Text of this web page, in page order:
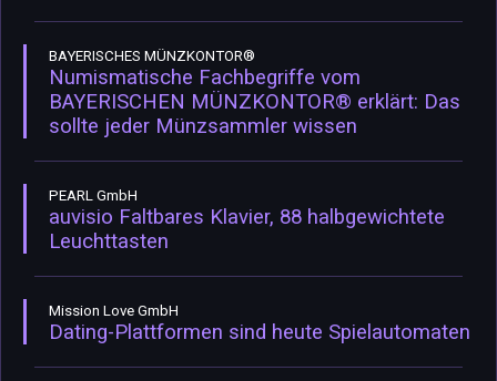
BAYERISCHES MÜNZKONTOR®
Numismatische Fachbegriffe vom
BAYERISCHEN MÜNZKONTOR® erklärt: Das
sollte jeder Münzsammler wissen
PEARL GmbH
auvisio Faltbares Klavier, 88 halbgewichtete
Leuchttasten
Mission Love GmbH
Dating-Plattformen sind heute Spielautomaten